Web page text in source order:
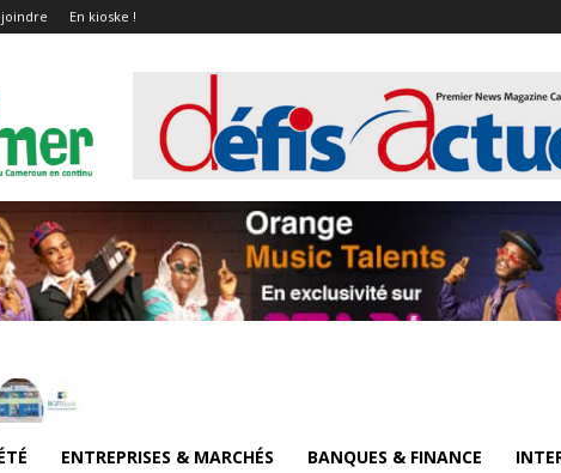
En kioske !
ENTREPRISES & MARCHÉS BANQUES & FINANCE